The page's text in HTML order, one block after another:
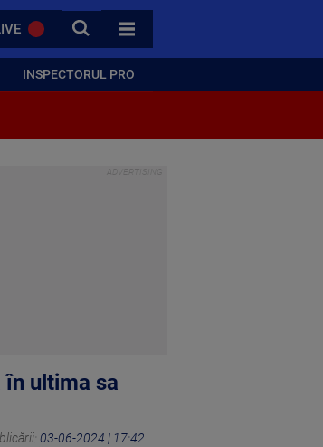
CAUTA
TOATE CATEGORIILE
INSPECTORUL PRO
ultima sa
03-06-2024 | 17:42